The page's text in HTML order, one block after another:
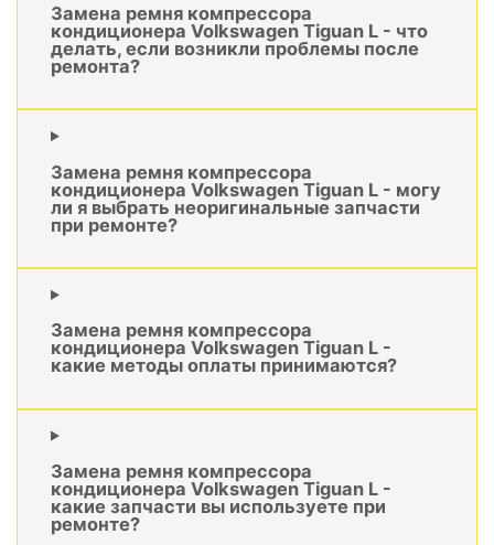
Замена ремня компрессора
кондиционера Volkswagen Tiguan L - что
делать, если возникли проблемы после
ремонта?
Замена ремня компрессора
кондиционера Volkswagen Tiguan L - могу
ли я выбрать неоригинальные запчасти
при ремонте?
Замена ремня компрессора
кондиционера Volkswagen Tiguan L -
какие методы оплаты принимаются?
Замена ремня компрессора
кондиционера Volkswagen Tiguan L -
какие запчасти вы используете при
ремонте?